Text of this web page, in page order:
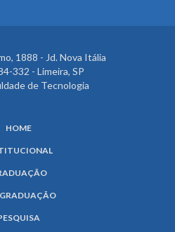
1888 - Jd. Nova Itália
332 - Limeira, SP
de Tecnologia
HOME